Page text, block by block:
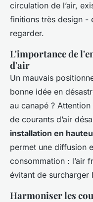
circulation de l’air,
finitions très design -
regarder.
L'importance de
d'air
Un mauvais
bonne idée en
au canapé ?
de courants d’air
installation en
permet une diffusion
consommation : l’air
évitant de surcharger
Harmoniser les